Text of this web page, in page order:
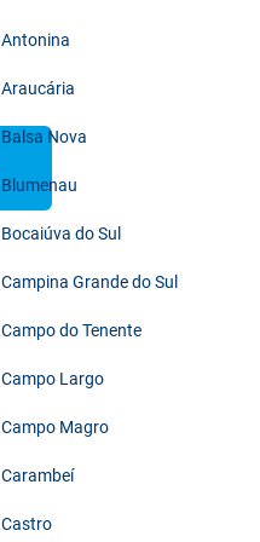
Antonina
Araucária
Balsa Nova
Blumenau
Bocaiúva do Sul
Campina Grande do Sul
Campo do Tenente
Campo Largo
Campo Magro
Carambeí
Castro